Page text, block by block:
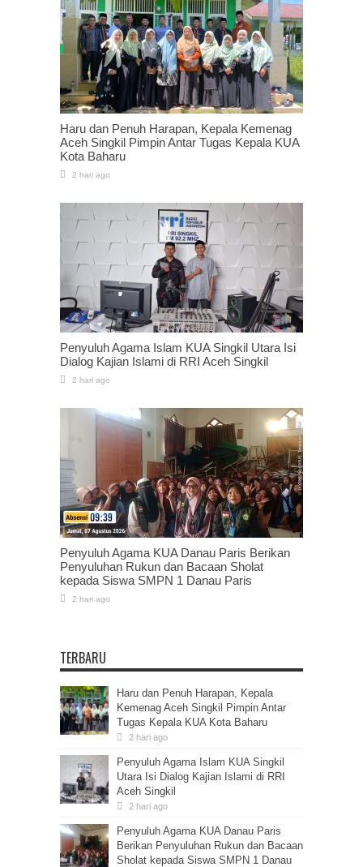
Haru dan Penuh Harapan, Kepala Kemenag
Aceh Singkil Pimpin Antar Tugas Kepala KUA
Kota Baharu
2 hari ago
Penyuluh Agama Islam KUA Singkil Utara Isi
Dialog Kajian Islami di RRI Aceh Singkil
2 hari ago
Penyuluh Agama KUA Danau Paris Berikan
Penyuluhan Rukun dan Bacaan Sholat
kepada Siswa SMPN 1 Danau Paris
2 hari ago
TERBARU
Haru dan Penuh Harapan, Kepala
Kemenag Aceh Singkil Pimpin Antar
Tugas Kepala KUA Kota Baharu
2 hari ago
Penyuluh Agama Islam KUA Singkil
Utara Isi Dialog Kajian Islami di RRI
Aceh Singkil
2 hari ago
Penyuluh Agama KUA Danau Paris
Berikan Penyuluhan Rukun dan Bacaan
Sholat kepada Siswa SMPN 1 Danau